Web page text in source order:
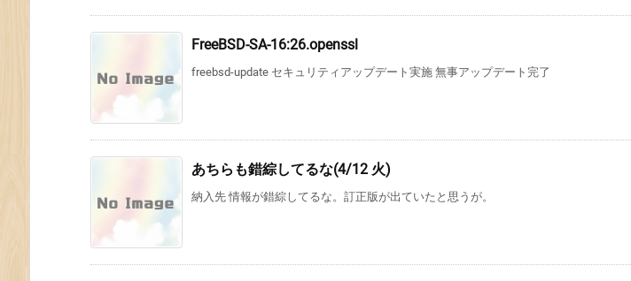
FreeBSD-SA-16:26.openssl
freebsd-update セキュリティアップデート実施 無事アップデート完了
あちらも錯綜してるな(4/12 火)
納入先 情報が錯綜してるな。訂正版が出ていたと思うが。